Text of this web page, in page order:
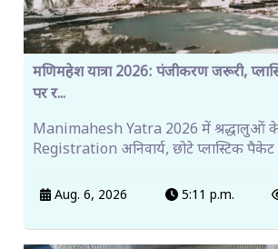
मणिमहेश यात्रा 2026: पंजीकरण जरूरी,
पर र...
Manimahesh Yatra 2026 में श्रद्धालुओं
Registration अनिवार्य, छोटे प्लास्टिक
Aug. 6, 2026 5:11 p.m.